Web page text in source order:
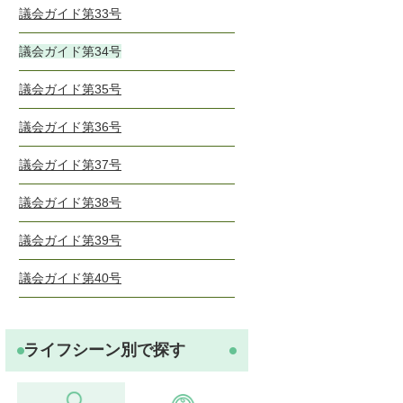
議会ガイド第33号
議会ガイド第34号
議会ガイド第35号
議会ガイド第36号
議会ガイド第37号
議会ガイド第38号
議会ガイド第39号
議会ガイド第40号
ライフシーン別で探す